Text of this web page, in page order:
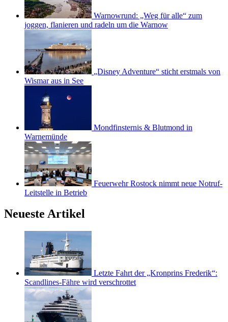
Warnowrund: „Weg für alle“ zum
joggen, flanieren und radeln um die Warnow
„Disney Adventure“ sticht erstmals von
Wismar aus in See
Mondfinsternis & Blutmond in
Warnemünde
Feuerwehr Rostock nimmt neue Notruf-
Leitstelle in Betrieb
Neueste Artikel
Letzte Fahrt der „Kronprins Frederik“:
Scandlines-Fähre wird verschrottet